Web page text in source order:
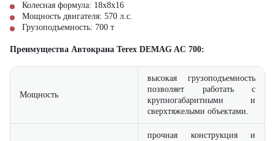
Колесная формула: 18x8x16
Мощность двигателя: 570 л.с.
Грузоподъемность: 700 т
Преимущества Автокрана Terex DEMAG AC 700:
Мощность
высокая грузоподъемность
позволяет работать с
крупногабаритными и
сверхтяжелыми объектами.
прочная конструкция и